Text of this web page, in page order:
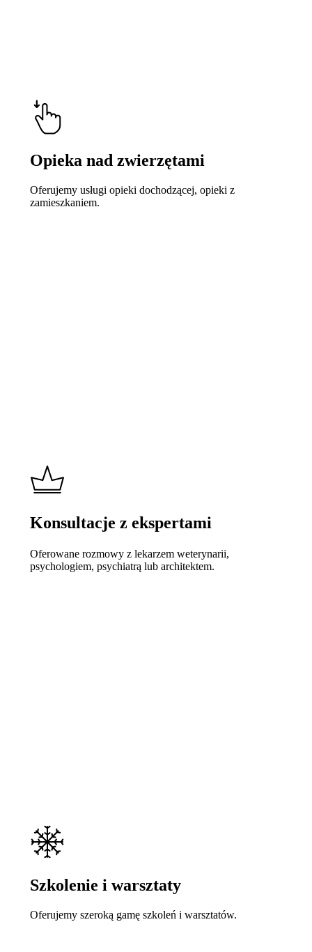
Opieka nad zwierzętami
Oferujemy usługi opieki dochodzącej, opieki z
zamieszkaniem.
Konsultacje z ekspertami
Oferowane rozmowy z lekarzem weterynarii,
psychologiem, psychiatrą lub architektem.
Szkolenie i warsztaty
Oferujemy szeroką gamę szkoleń i warsztatów.